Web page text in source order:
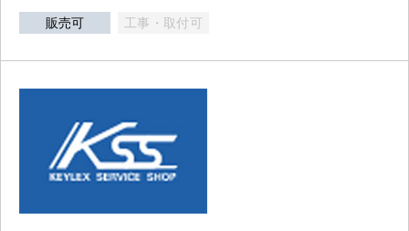
販売可 工事・取付可